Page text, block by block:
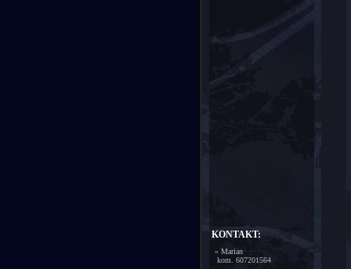
KONTAKT:
» Marian
kom. 607201564